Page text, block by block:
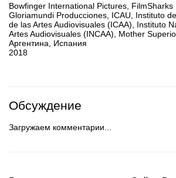
Bowfinger International Pictures, FilmSharks
Gloriamundi Producciones, ICAU, Instituto
de las Artes Audiovisuales (ICAA), Instituto
Artes Audiovisuales (INCAA), Mother
Аргентина, Испания
2018
Обсуждение
Загружаем комментарии...